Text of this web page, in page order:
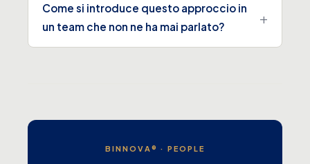
Come si introduce questo approccio in
un team che non ne ha mai parlato?
BINNOVA® · PEOPLE